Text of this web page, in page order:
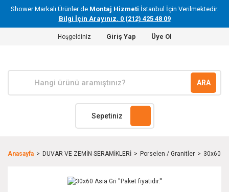
Shower Markalı Ürünler de Montaj Hizmeti İstanbul İçin Verilmektedir.
Bilgi İçin Arayınız. 0 (212) 425 48 09
Hoşgeldiniz Giriş Yap Üye Ol
ARA
Sepetiniz
Anasayfa DUVAR VE ZEMİN SERAMİKLERİ Porselen / Granitler 30x60